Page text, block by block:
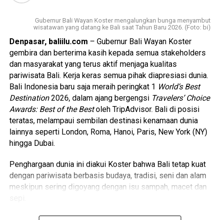
subak.
“Kita jangan terlalu terbawa arus luar karena branding Bali
sudah sangat kuat. Yang menjadi nilai jual utama adalah
budaya Bali,” katanya.
Koster meminta BaliCEB merumuskan standar MICE khas
Bali agar memiliki identitas dan karakter berbeda
dibanding destinasi lain di dunia.
“Organisasi silakan rumuskan standar MICE di Bali yang
unik supaya punya identitas. Kontennya harus orisinal,
dipikirkan dan diurus dengan benar sehingga semua
penyelenggara punya acuan,” ujarnya.
Baca Juga Ny. Putri Koster: Gebyar Integrasi
Kesehatan Wujudkan Generasi Unggul Krama
Gubernur Bali Wayan Koster mengalungkan bunga menyambut
wisatawan yang datang ke Bali saat Tahun Baru 2026. (Foto: bi)
Denpasar, baliilu.com – Gubernur Bali Wayan Koster
gembira dan berterima kasih kepada semua stakeholders
dan masyarakat yang terus aktif menjaga kualitas
pariwisata Bali. Kerja keras semua pihak diapresiasi dunia.
Bali Indonesia baru saja meraih peringkat 1 World’s Best
Destination2026, dalam ajang bergengsi Travelers’ Choice
Awards: Best of the Bestoleh TripAdvisor. Bali di posisi
teratas, melampaui sembilan destinasi kenamaan dunia
lainnya seperti London, Roma, Hanoi, Paris, New York (NY)
hingga Dubai.
Penghargaan dunia ini diakui Koster bahwa Bali tetap kuat
dengan pariwisata berbasis budaya, tradisi, seni dan alam
meskipun sering digoyang dengan isu sampah, macet dan